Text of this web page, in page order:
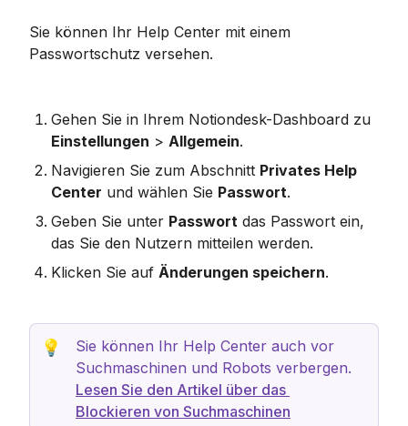
Sie können Ihr Help Center mit einem
Passwortschutz versehen.
Gehen Sie in Ihrem Notiondesk-Dashboard zu
Einstellungen > Allgemein.
Navigieren Sie zum Abschnitt Privates Help
Center und wählen Sie Passwort.
Geben Sie unter Passwort das Passwort ein,
das Sie den Nutzern mitteilen werden.
Klicken Sie auf Änderungen speichern.
💡
Sie können Ihr Help Center auch vor
Suchmaschinen und Robots verbergen.
Lesen Sie den Artikel über das
Blockieren von Suchmaschinen